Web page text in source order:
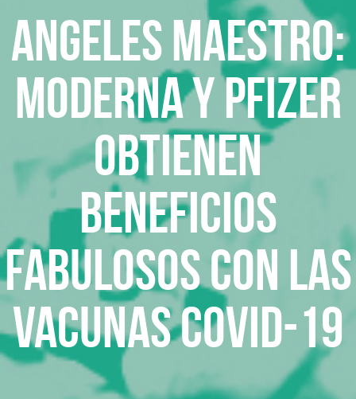
ANGELES MAESTRO:
Moderna y Pfizer
obtienen
beneficios
fabulosos con las
vacunas Covid-19